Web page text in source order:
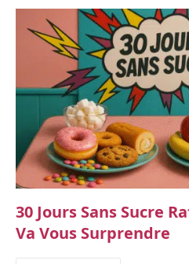
30 Jours Sans Sucre
Va Vous Surprendre